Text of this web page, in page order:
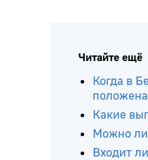
Читайте ещё
Когда в